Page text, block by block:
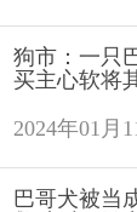
狗市：一只
买主心软将
2024年01月
巴哥犬被当